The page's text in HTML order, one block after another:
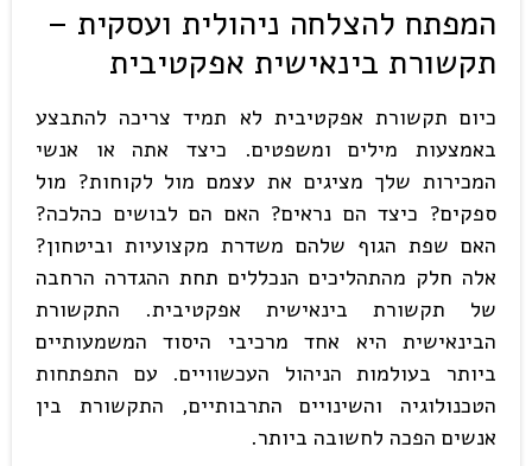
המפתח להצלחה ניהולית ועסקית –
תקשורת בינאישית אפקטיבית
כיום תקשורת אפקטיבית לא תמיד צריכה להתבצע
באמצעות מילים ומשפטים. כיצד אתה או אנשי
המכירות שלך מציגים את עצמם מול לקוחות? מול
ספקים? כיצד הם נראים? האם הם לבושים כהלכה?
האם שפת הגוף שלהם משדרת מקצועיות וביטחון?
אלה חלק מהתהליכים הנכללים תחת ההגדרה הרחבה
של תקשורת בינאישית אפקטיבית. התקשורת
הבינאישית היא אחד מרכיבי היסוד המשמעותיים
ביותר בעולמות הניהול העכשוויים. עם התפתחות
הטכנולוגיה והשינויים התרבותיים, התקשורת בין
אנשים הפכה לחשובה ביותר.